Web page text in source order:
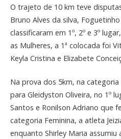
O trajeto de 10 km teve
Bruno Alves da silva,
classificaram em 1º, 2º e 3º
as Mulheres, a 1ª colocada foi
Keyla Cristina e Elizabete
Na prova dos 5km, na
para Gleidyston Oliveira, no 1º
Santos e Ronilson Adriano que
categoria Feminina, a atleta
enquanto Shirley Maria assumiu